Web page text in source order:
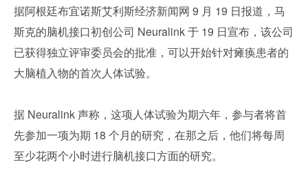
据阿根廷布宜诺斯艾利斯经济新闻网 9 月 19 日报道，马
斯克的脑机接口初创公司 Neuralink 于 19 日宣布，该公司
已获得独立评审委员会的批准，可以开始针对瘫痪患者的
大脑植入物的首次人体试验。
据 Neuralink 声称，这项人体试验为期六年，参与者将首
先参加一项为期 18 个月的研究，在那之后，他们将每周
至少花两个小时进行脑机接口方面的研究。